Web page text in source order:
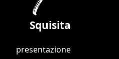
Squisita
presentazione